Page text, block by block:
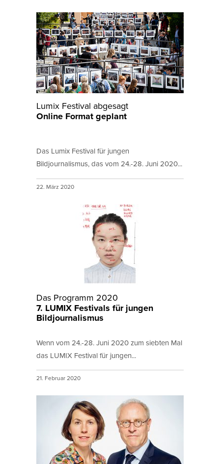
Lumix Festival abgesagt
Online Format geplant
Das Lumix Festival für jungen
Bildjournalismus, das vom 24.-28. Juni 2020...
22. März 2020
Das Programm 2020
7. LUMIX Festivals für jungen
Bildjournalismus
Wenn vom 24.-28. Juni 2020 zum siebten Mal
das LUMIX Festival für jungen...
21. Februar 2020